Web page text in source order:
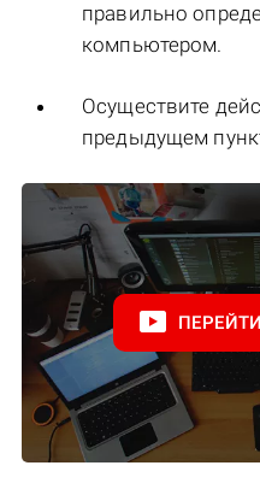
правильно
компьютером.
Осуществите
предыдущем